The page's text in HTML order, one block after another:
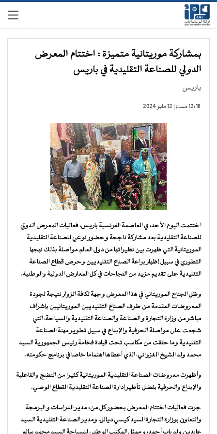
بمشاركة موريتانية متميزة : اختتام المعرض
الدولي للصناعة التقليدية في باريس
باريس
12:18 مساءً | 12 مايو 2024
اختتمت اليوم الأحد، في العاصمة الفرنسية باريس، فعاليات المعرض الدولي
للصناعة التقليدية بعد مشاركة ناجحة وحضور نوعي للصناعة التقليدية
الموريتانية التي ظهرت بين نظيراتها من دول العالم مواصلة بذلك نهجها
التطوري في سبيل إظهار براعة الصناع التقليديين وحرص قطاع الصناعة
التقليدية على تقديم مزيد من النجاحات في كل المعارض الدولية والوطنية.
وظل الجناح الموريتاني في هذا المعرض وجهة لكافة الزوار نتيجة لجودة
المعروضات المقدمة من طرف الصناع التقليديين الموريتانيين بإشراف
مباشر من وزارة التجارة و الصناعة والصناعة التقليدية والسياحة، التي
شجعت على مواصلة الحرفية والإبداع في سبيل تطوير مهنة الصناعة
التقليدية وما حققت من مكاسب تحت قيادة فخامة رئيس الجمهورية السيد
محمد ولد الشيخ الغزواني، الذي أعطاها اهتماما خاصا في برنامج حكومته.
وأظهرت معروضات الصناعة التقليدية الموريتانية كثيرا من النضج والفاعلية
والإبداع والحرفية بفضل تأطير إدارة الصناعة التقليدية القطاع الوصي.
جرت فعاليات اختتام المعرض بحضور كل من: مدير الدراسات و البرمجة
والتعاون بوزارة التجارة السيد كيسي ديالل، ومدير الصناعة التقليدية السيد
عابدين ولد باب أحمد، و ممثل المكتب الوطني للسياحة السيد محمد سالم